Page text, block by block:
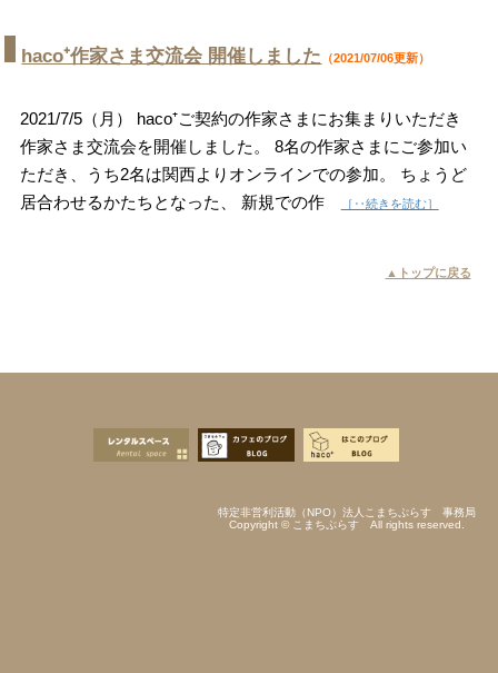
haco⁺作家さま交流会 開催しました （2021/07/06更新）
2021/7/5（月） haco⁺ご契約の作家さまにお集まりいただき
作家さま交流会を開催しました。 8名の作家さまにご参加い
ただき、うち2名は関西よりオンラインでの参加。 ちょうど
居合わせるかたちとなった、 新規での作
［‥続きを読む］
▲トップに戻る
特定非営利活動（NPO）法人こまちぷらす 事務局
Copyright © こまちぷらす All rights reserved.